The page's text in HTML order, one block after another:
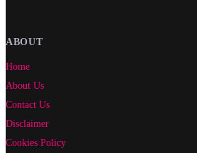
ABOUT
Home
About Us
Contact Us
Disclaimer
Cookies Policy